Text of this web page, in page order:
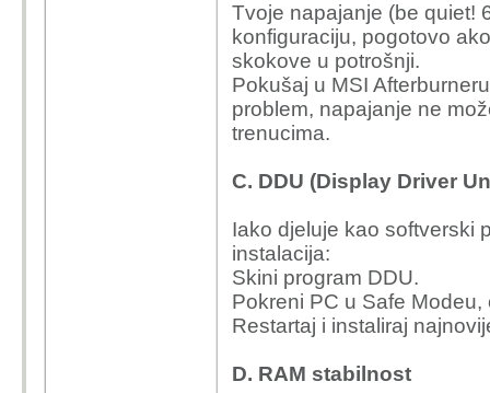
Tvoje napajanje (be quiet!
konfiguraciju, pogotovo
skokove u potrošnji.
Pokušaj u MSI
problem, napajanje ne
trenucima.
C. DDU (Display Driver
Iako djeluje kao softverski
instalacija:
Skini program DDU.
Pokreni PC u Safe
Restartaj i instaliraj
D. RAM stabilnost